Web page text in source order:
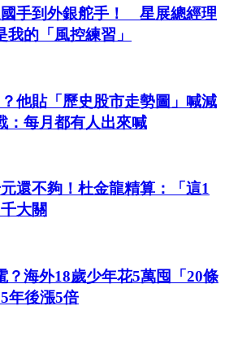
手到外銀舵手！ 星展總經理
的「風控練習」
他貼「歷史股市走勢圖」喊減
每月都有人出來喊
還不夠！杜金龍精算：「這1
大關
？海外18歲少年花5萬囤「20條
年後漲5倍